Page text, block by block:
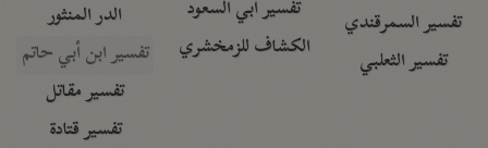
تفسير السمرقندي
تفسير الثعلبي
تفسير أبي السعود
الكشاف للزمخشري
الدر المنثور
تفسير ابن أبي حاتم
تفسير مقاتل
تفسير قتادة